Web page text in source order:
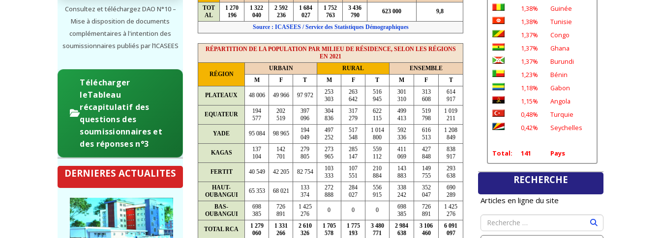
Consultez et téléchargez DAO N°10 –
Mise à disposition de documents
complémentaires à l'intention des
soumissionnaires publiés par l’ICASEES
Télécharger
leTableau
récapitulatif des
questions des
soumissionnaires et
des réponses n°3
DERNIERES ACTUALITES
TOT
AL
1 270
196
1 322
040
2 592
236
1 684
027
1 752
763
3 436
790
623 000 9,8
Source : ICASEES / Service des Statistiques Démographiques
RÉPARTITION DE LA POPULATION PAR MILIEU DE RÉSIDENCE, SELON LES RÉGIONS
EN 2021
RÉGION
URBAIN RURAL
ENSEMBLE
M
F T M F T M F T
PLATEAUX 48 006 49 966 97 972
253
303
263
642
516
945
301
310
313
608
614
917
EQUATEUR
194
577
202
519
397
096
304
836
317
279
622
115
499
413
519
798
1 019
211
YADE 95 084 98 965
194
049
497
252
517
548
1 014
800
592
336
616
513
1 208
849
KAGAS
137
104
142
701
279
805
273
965
285
147
559
112
411
069
427
848
838
917
FERTIT 40 549 42 205 82 754
103
333
107
551
210
884
143
883
149
755
293
638
HAUT-
OUBANGUI
65 353 68 021
133
374
272
888
284
027
556
915
338
242
352
047
690
289
BAS-
OUBANGUI
698
385
726
891
1 425
276
0 0 0
698
385
726
891
1 425
276
TOTAL RCA
1 279
060
1 331
266
2 610
326
1 705
578
1 775
193
3 480
771
2 984
638
3 106
460
6 091
097
1,38%
Guinée
1,38%
Tunisie
1,37%
Congo
1,37%
Ghana
1,37%
Burundi
1,23%
Bénin
1,18%
Gabon
1,15%
Angola
0,48%
Turquie
0,42%
Seychelles
Total: 141 Pays
RECHERCHE
Articles en ligne du site